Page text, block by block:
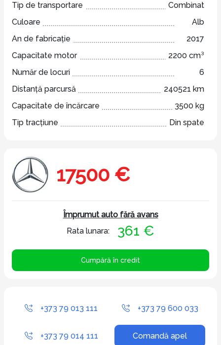
Tip de transportare
Combinat
Culoare
Alb
An de fabricație
2017
Capacitate motor
2200 cm³
Număr de locuri
6
Distanță parcursă
240521 km
Capacitate de încărcare
3500 kg
Tip tracțiune
Din spate
17500 €
Împrumut auto fără avans
Rata lunara:
361 €
Cumpără în credit
+373 79 013 111 +373 79 600 033
+373 79 014 111 Comandă apel